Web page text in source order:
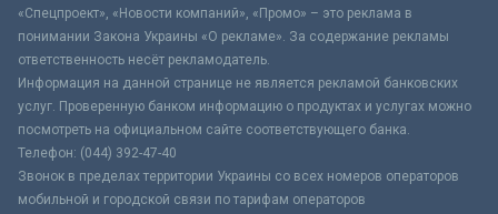
«Спецпроект», «Новости компаний», «Промо» – это реклама в
понимании Закона Украины «О рекламе». За содержание рекламы
ответственность несёт рекламодатель.
Информация на данной странице не является рекламой банковских
услуг. Проверенную банком информацию о продуктах и услугах можно
посмотреть на официальном сайте соответствующего банка.
Телефон: (044) 392-47-40
Звонок в пределах территории Украины со всех номеров операторов
мобильной и городской связи по тарифам операторов